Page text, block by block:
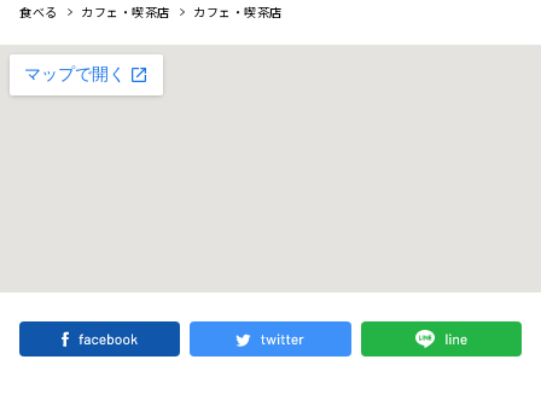
食べる
カフェ・喫茶店 カフェ・喫茶店